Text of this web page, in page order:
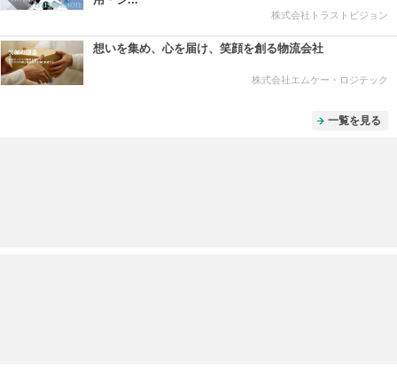
株式会社トラストビジョン
想いを集め、心を届け、笑顔を創る物流会社
株式会社エムケー・ロジテック
一覧を見る